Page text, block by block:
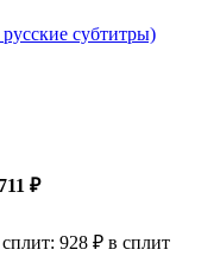
субтитры)
₽
928 ₽ в сплит